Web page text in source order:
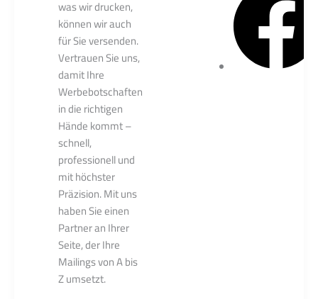
was wir drucken,
können wir auch
für Sie versenden.
Vertrauen Sie uns,
damit Ihre
Werbebotschaften
in die richtigen
Hände kommt –
schnell,
professionell und
mit höchster
Präzision. Mit uns
haben Sie einen
Partner an Ihrer
Seite, der Ihre
Mailings von A bis
Z umsetzt.